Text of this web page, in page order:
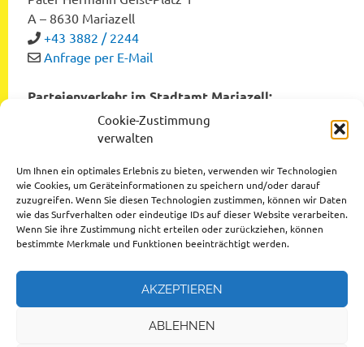
Cookie-Zustimmung
verwalten
Um Ihnen ein optimales Erlebnis zu bieten, verwenden wir Technologien
wie Cookies, um Geräteinformationen zu speichern und/oder darauf
zuzugreifen. Wenn Sie diesen Technologien zustimmen, können wir Daten
wie das Surfverhalten oder eindeutige IDs auf dieser Website verarbeiten.
Wenn Sie ihre Zustimmung nicht erteilen oder zurückziehen, können
bestimmte Merkmale und Funktionen beeinträchtigt werden.
AKZEPTIEREN
ABLEHNEN
A – 8630 Mariazell
+43 3882 / 2244
Anfrage per E-Mail
Parteienverkehr im Stadtamt Mariazell:
Montag bis Freitag von 8:00 bis 12:00 Uhr
Dienstag und Donnerstag von 12:00 bis 16:00 Uhr
Datenschutzerklärung
Impressum